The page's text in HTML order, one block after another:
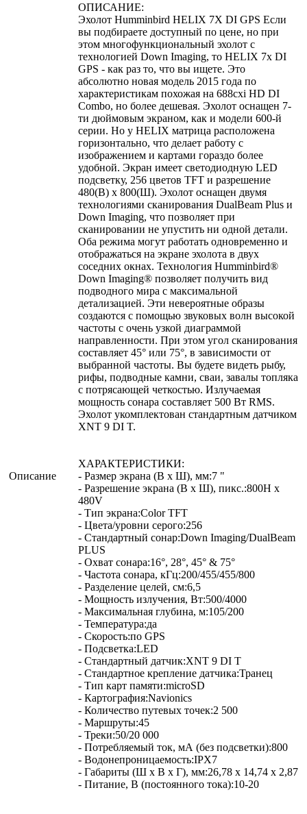
Описание
ОПИСАНИЕ:
Эхолот Humminbird HELIX 7X DI GPS Если
вы подбираете доступный по цене, но при
этом многофункциональный эхолот с
технологией Down Imaging, то HELIX 7x DI
GPS - как раз то, что вы ищете. Это
абсолютно новая модель 2015 года по
характеристикам похожая на 688cxi HD DI
Combo, но более дешевая. Эхолот оснащен 7-
ти дюймовым экраном, как и модели 600-й
серии. Но у HELIX матрица расположена
горизонтально, что делает работу с
изображением и картами гораздо более
удобной. Экран имеет светодиодную LED
подсветку, 256 цветов TFT и разрешение
480(В) х 800(Ш). Эхолот оснащен двумя
технологиями сканирования DualBeam Plus и
Down Imaging, что позволяет при
сканировании не упустить ни одной детали.
Оба режима могут работать одновременно и
отображаться на экране эхолота в двух
соседних окнах. Технология Humminbird®
Down Imaging® позволяет получить вид
подводного мира с максимальной
детализацией. Эти невероятные образы
создаются с помощью звуковых волн высокой
частоты с очень узкой диаграммой
направленности. При этом угол сканирования
составляет 45° или 75°, в зависимости от
выбранной частоты. Вы будете видеть рыбу,
рифы, подводные камни, сваи, завалы топляка
с потрясающей четкостью. Излучаемая
мощность сонара составляет 500 Вт RMS.
Эхолот укомплектован стандартным датчиком
XNT 9 DI T.
ХАРАКТЕРИСТИКИ:
- Размер экрана (В х Ш), мм:7 "
- Разрешение экрана (В x Ш), пикс.:800H x
480V
- Тип экрана:Color TFT
- Цвета/уровни серого:256
- Стандартный сонар:Down Imaging/DualBeam
PLUS
- Охват сонара:16°, 28°, 45° & 75°
- Частота сонара, кГц:200/455/455/800
- Разделение целей, см:6,5
- Мощность излучения, Вт:500/4000
- Максимальная глубина, м:105/200
- Температура:да
- Скорость:по GPS
- Подсветка:LED
- Стандартный датчик:XNT 9 DI T
- Стандартное крепление датчика:Транец
- Тип карт памяти:microSD
- Картография:Navionics
- Количество путевых точек:2 500
- Маршруты:45
- Треки:50/20 000
- Потребляемый ток, мА (без подсветки):800
- Водонепроницаемость:IPX7
- Габариты (Ш х В х Г), мм:26,78 х 14,74 х 2,87
- Питание, В (постоянного тока):10-20